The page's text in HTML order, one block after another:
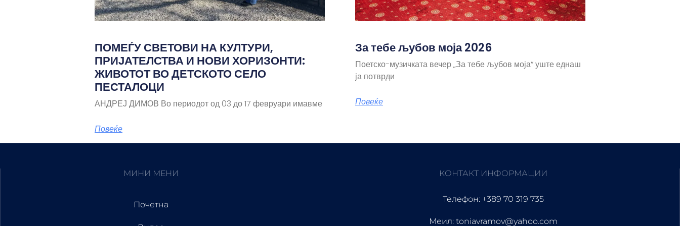
ПОМЕЃУ СВЕТОВИ НА КУЛТУРИ,
ПРИЈАТЕЛСТВА И НОВИ ХОРИЗОНТИ:
ЖИВОТОТ ВО ДЕТСКОТО СЕЛО
ПЕСТАЛОЦИ
АНДРЕЈ ДИМОВ Во периодот од 03 до 17 февруари имавме
Повеќе
За тебе љубов моја 2026
Поетско-музичката вечер „За тебе љубов моја“ уште еднаш
ја потврди
Повеќе
МИНИ МЕНИ
Почетна
КОНТАКТ ИНФОРМАЦИИ
Телефон: +389 70 319 735
Меил: toniavramov@yahoo.com